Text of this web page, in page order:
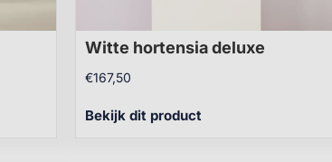
Witte hortensia deluxe
€167,50
Bekijk dit product